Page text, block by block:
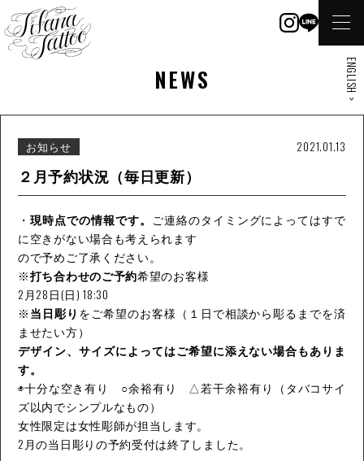
NEWS
お知らせ 2021.01.13
２月予約状況（毎日更新）
・ 現時点での情報です。 ご連絡のタイミングによってはすで
に空きがない場合も考えられます
ので予めご了承ください。
※打ち合わせのご予約希望のお客様
2月28日(日) 18:30
※当日彫り をご希望のお客様（１日で相談から彫るまでを済
ませたい方）
デザイン、サイズによってはご希望に添えない場合もありま
す。
◉十分な空き有り ○余裕有り △若干余裕有り（タバコサイ
ズ以内でシンプルなもの）
女性限定は女性彫師が担当します。
2月の当日彫りの予約受付は終了しました。
ENGLISH >